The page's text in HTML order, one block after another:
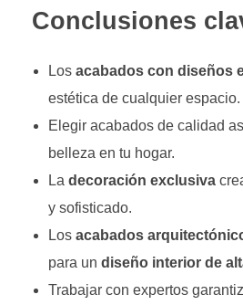
Conclusiones
Los acabados con diseños
estética de cualquier espacio.
Elegir acabados de calidad
belleza en tu hogar.
La decoración exclusiva
y sofisticado.
Los acabados
para un diseño interior de
Trabajar con expertos